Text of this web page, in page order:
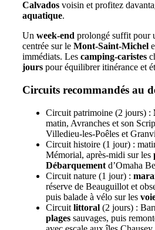
Calvados voisin et profitez
aquatique.
Un week-end prolongé suffit pour
centrée sur le Mont-Saint-Michel
immédiats. Les camping-caristes
jours pour équilibrer itinérance et
Circuits recommandés au
Circuit patrimoine (2 jours) :
matin, Avranches et son
Villedieu-les-Poêles et
Circuit histoire (1 jour) :
Mémorial, après-midi sur les
Débarquement d’Omaha
Circuit nature (1 jour) :
réserve de Beauguillot et
puis balade à vélo sur les
Circuit littoral (2 jours) :
plages sauvages, puis